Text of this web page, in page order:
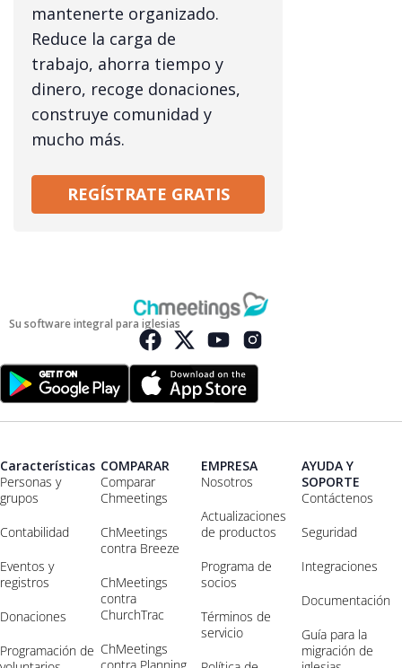
mantenerte organizado.
Reduce la carga de
trabajo, ahorra tiempo y
dinero, recoge donaciones,
construye comunidad y
mucho más.
REGÍSTRATE GRATIS
Su software integral para iglesias
Características
Personas y
grupos
Contabilidad
Eventos y
registros
Donaciones
Programación de
COMPARAR
Comparar
Chmeetings
ChMeetings
contra Breeze
ChMeetings
contra
ChurchTrac
ChMeetings
EMPRESA
Nosotros
Actualizaciones
de productos
Programa de
socios
Términos de
servicio
AYUDA Y
SOPORTE
Contáctenos
Seguridad
Integraciones
Documentación
Guía para la
migración de